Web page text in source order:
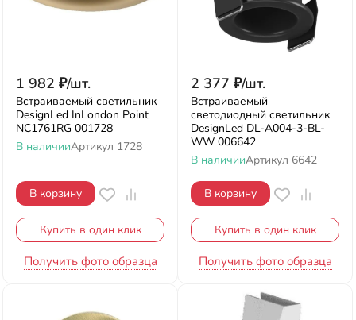
1 982 ₽/шт.
Встраиваемый светильник
DesignLed InLondon Point
NC1761RG 001728
В наличииАртикул 1728
В корзину
Купить в один клик
Получить фото образца
2 377 ₽/шт.
Встраиваемый
светодиодный светильник
DesignLed DL-A004-3-BL-
WW 006642
В наличииАртикул 6642
В корзину
Купить в один клик
Получить фото образца